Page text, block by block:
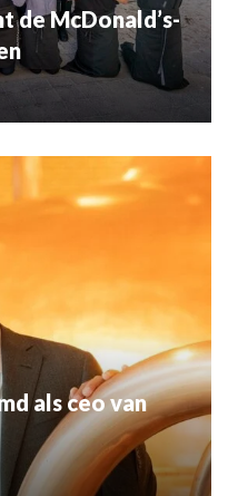
de McDonald’s-
als ceo van